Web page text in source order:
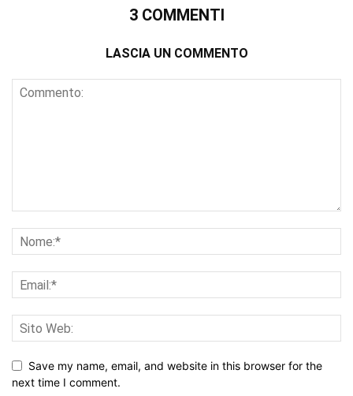
3 COMMENTI
LASCIA UN COMMENTO
Save my name, email, and website in this browser for the
next time I comment.